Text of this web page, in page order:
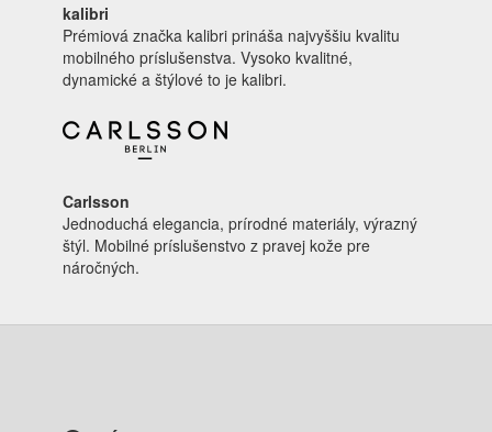
kalibri
Prémiová značka kalibri prináša najvyššiu kvalitu
mobilného príslušenstva. Vysoko kvalitné,
dynamické a štýlové to je kalibri.
Carlsson
Jednoduchá elegancia, prírodné materiály, výrazný
štýl. Mobilné príslušenstvo z pravej kože pre
náročných.